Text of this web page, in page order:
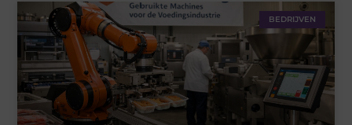
BEDRIJVEN